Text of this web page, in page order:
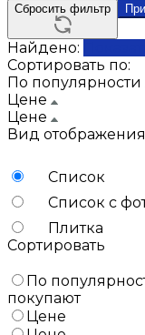
Сбросить фильтр
Найдено:
Сортировать по:
По популярности
Цене
Цене
Вид отображения
Список
Список с
Плитка
Сортировать
По
покупают
Цене